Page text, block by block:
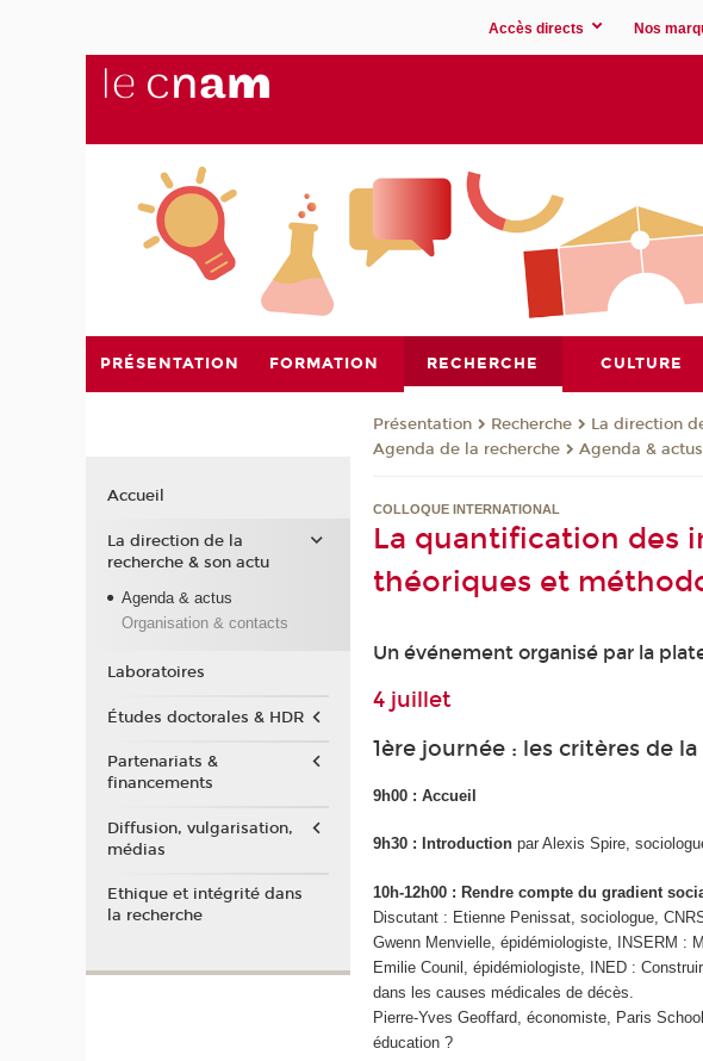
Accès directs Nos
PRÉSENTATION FORMATION RECHERCHE CULTURE
Présentation Recherche
La direction
Agenda de la recherche
Agenda & actus
COLLOQUE INTERNATIONAL
La quantification des
théoriques et
Un événement organisé par la
4 juillet
1ère journée : les critères de
9h00 : Accueil
9h30 : Introduction par Alexis Spire,
10h-12h00 : Rendre compte du gradient
Discutant : Etienne Penissat, sociologue,
Gwenn Menvielle, épidémiologiste, INSERM :
Emilie Counil, épidémiologiste, INED :
dans les causes médicales de décès.
Pierre-Yves Geoffard, économiste, Paris
éducation ?
Accueil
La direction de la
recherche & son actu
Agenda & actus
Organisation & contacts
Laboratoires
Études doctorales & HDR
Partenariats &
financements
Diffusion, vulgarisation,
médias
Ethique et intégrité dans
la recherche